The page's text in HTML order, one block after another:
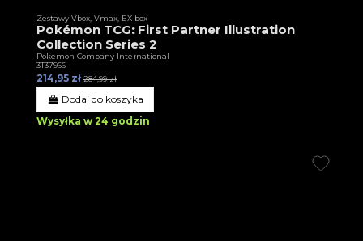
Zestawy Vbox, Vmax, EX box
Pokémon TCG: First Partner Illustration
Collection Series 2
Pokemon Company International
3T37966
214,95 zł 284,99 zł
Dodaj do koszyka
Wysyłka w 24 godzin